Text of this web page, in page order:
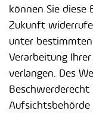
können Sie diese
Zukunft
unter
Verarbeitung
verlangen. Des
Aufsichtsbehörde